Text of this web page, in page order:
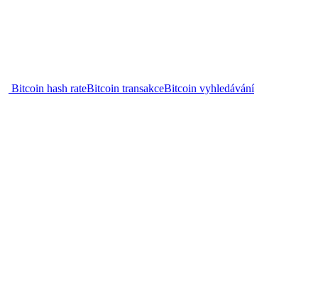
Bitcoin hash rateBitcoin transakceBitcoin vyhledávání